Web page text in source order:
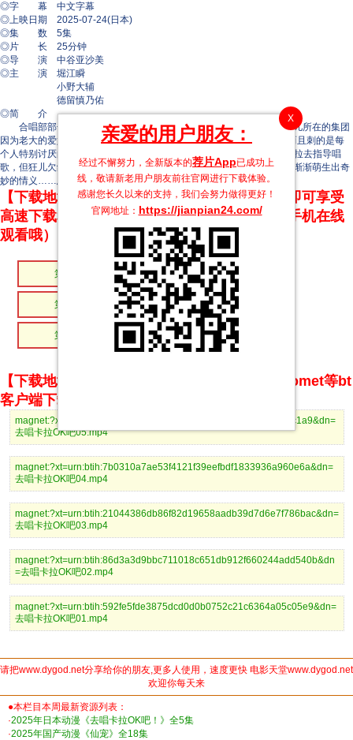
X
亲爱的用户朋友：
经过不懈努力，全新版本的荐片App已成功上
线，敬请新老用户朋友前往官网进行下载体验。
感谢您长久以来的支持，我们会努力做得更好！
官网地址： https://jianpian24.com/
◎字 幕 中文字幕
◎上映日期 2025-07-24(日本)
◎集 数 5集
◎片 长 25分钟
◎导 演 中谷亚沙美
◎主 演 堀江瞬
小野大辅
德留慎乃佑
◎简 介
合唱部部长聪实被黑道小哥成田狂儿缠上，要求他教自己唱歌。狂儿所在的集团
因为老大的爱好经常举办卡拉OK大赛，输掉的人身上会被老大刺青，而且刺的是每
个人特别讨厌的图案。“去唱卡拉OK吧！”聪实每周都不情不愿地被狂儿拉去指导唱
歌，但狂儿欠缺歌唱天赋，很难教好。然而随着时间的推移，两人之间渐渐萌生出奇
妙的情义……总之，去唱卡拉OK吧！
【下载地址】本站专属下载器：点击下方链接 即可享受
高速下载和在线播放 专治迅雷无法下载（支持手机在线
观看哦）
第5集 第4集
第3集 第2集
第1集
【下载地址】magnet推荐使用utorrent、BitComet等bt
客户端下载
magnet:?xt=urn:btih:09ed0263ce26ccf69eba7a45209675cf1463c1a9&dn=
去唱卡拉OK吧05.mp4
magnet:?xt=urn:btih:7b0310a7ae53f4121f39eefbdf1833936a960e6a&dn=
去唱卡拉OK吧04.mp4
magnet:?xt=urn:btih:21044386db86f82d19658aadb39d7d6e7f786bac&dn=
去唱卡拉OK吧03.mp4
magnet:?xt=urn:btih:86d3a3d9bbc711018c651db912f660244add540b&dn
=去唱卡拉OK吧02.mp4
magnet:?xt=urn:btih:592fe5fde3875dcd0d0b0752c21c6364a05c05e9&dn=
去唱卡拉OK吧01.mp4
请把www.dygod.net分享给你的朋友,更多人使用，速度更快 电影天堂www.dygod.net
欢迎你每天来
●本栏目本周最新资源列表：
·2025年日本动漫《去唱卡拉OK吧！》全5集
·2025年国产动漫《仙宠》全18集